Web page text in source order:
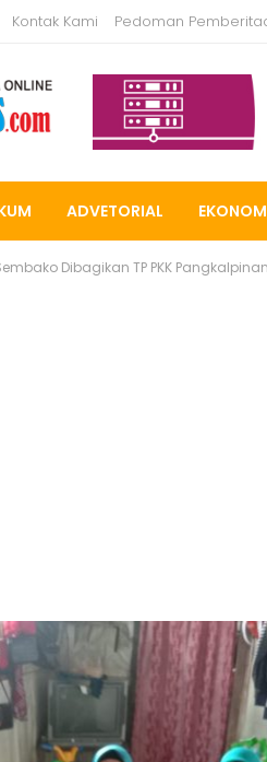
Kontak Kami Pedoman
ADVETORIAL
Dibagikan TP PKK